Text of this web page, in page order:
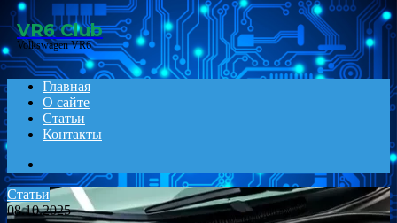
Menu
VR6 Club
Volkswagen VR6
Главная
О сайте
Статьи
Контакты
for
Статьи
08.10.2025